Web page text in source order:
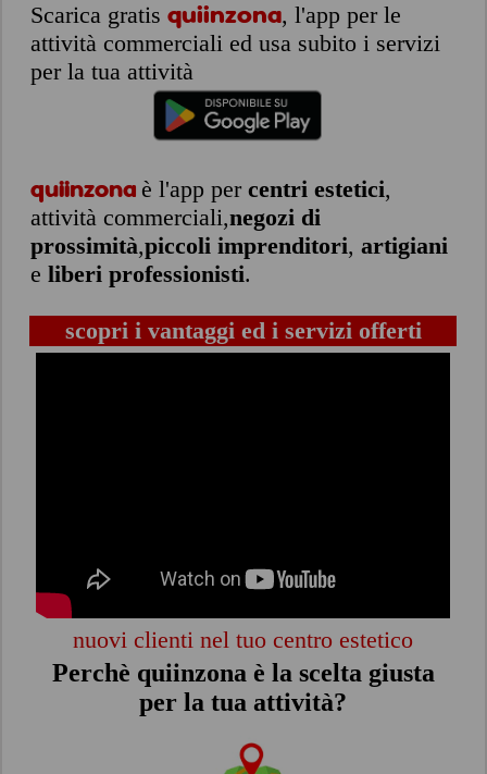
Scarica gratisquiinzona, l'app per le
attività commerciali ed usa subito i servizi
per la tua attività
quiinzona è l'app percentri estetici,
attività commerciali,negozi di
prossimità,piccoli imprenditori,artigiani
eliberi professionisti.
scopri i vantaggi ed i servizi offerti
nuovi clienti nel tuo centro estetico
Perchè quiinzona è la scelta giusta
per la tua attività?